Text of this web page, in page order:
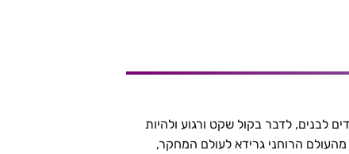
לבנים, לדבר בקול שקט ורגוע ולהיות
מהעולם הרוחני גרידא לעולם המחקר,